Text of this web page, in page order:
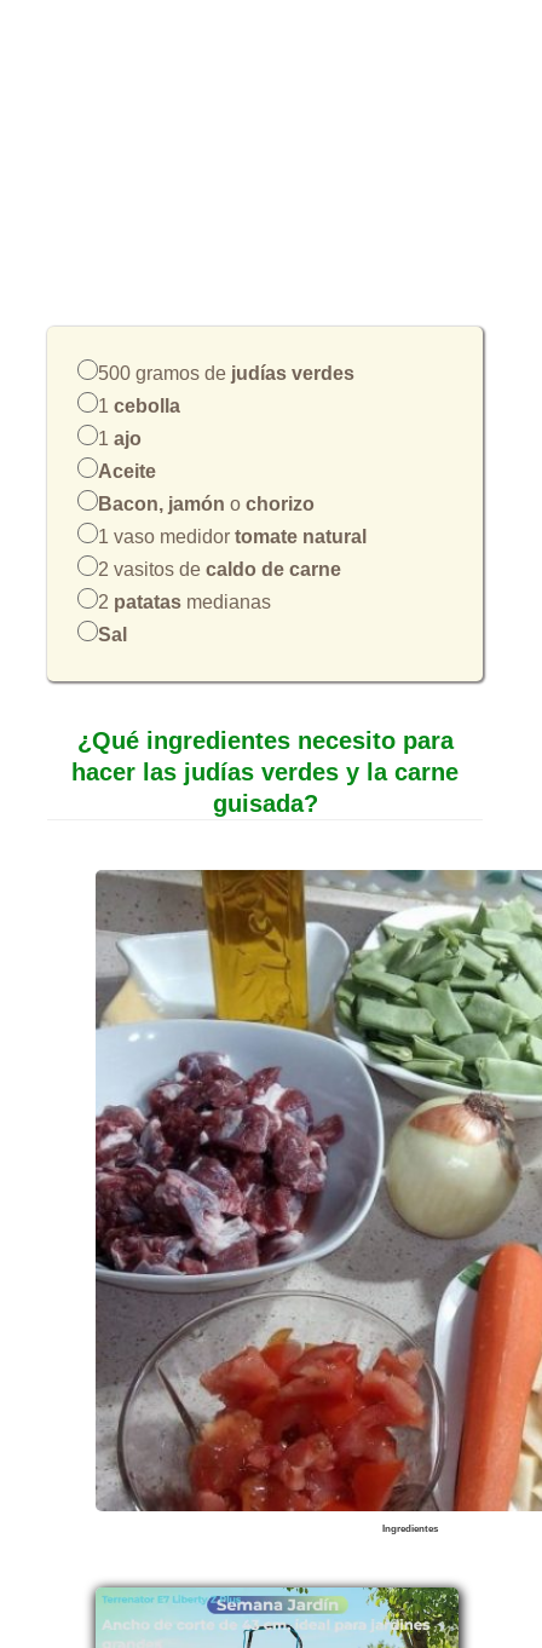
500 gramos de judías verdes
1 cebolla
1 ajo
Aceite
Bacon, jamón o chorizo
1 vaso medidor tomate natural
2 vasitos de caldo de carne
2 patatas medianas
Sal
¿Qué ingredientes necesito para
hacer las judías verdes y la carne
guisada?
Ingredientes